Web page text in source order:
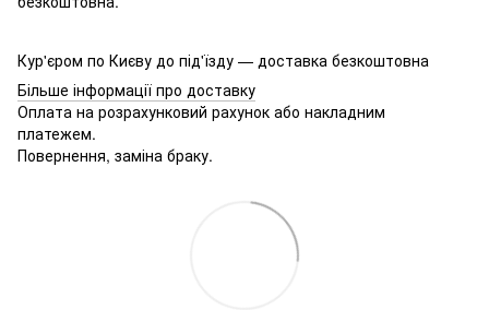
Кур'єром по Києву до під'їзду — доставка безкоштовна
Більше інформації про доставку
Оплата на розрахунковий рахунок або накладним
платежем.
Повернення, заміна браку.